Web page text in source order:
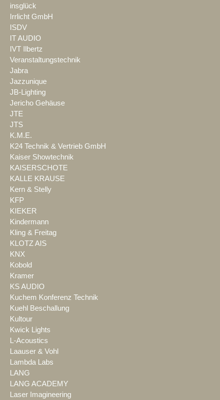
insglück
Irrlicht GmbH
ISDV
IT AUDIO
IVT Ilbertz
Veranstaltungstechnik
Jabra
Jazzunique
JB-Lighting
Jericho Gehäuse
JTE
JTS
K.M.E.
K24 Technik & Vertrieb GmbH
Kaiser Showtechnik
KAISERSCHOTE
KALLE KRAUSE
Kern & Stelly
KFP
KIEKER
Kindermann
Kling & Freitag
KLOTZ AIS
KNX
Kobold
Kramer
KS AUDIO
Kuchem Konferenz Technik
Kuehl Beschallung
Kultour
Kwick Lights
L-Acoustics
Laauser & Vohl
Lambda Labs
LANG
LANG ACADEMY
Laser Imagineering